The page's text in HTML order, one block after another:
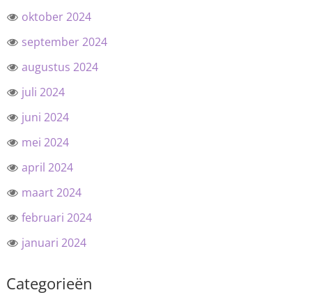
oktober 2024
september 2024
augustus 2024
juli 2024
juni 2024
mei 2024
april 2024
maart 2024
februari 2024
januari 2024
Categorieën